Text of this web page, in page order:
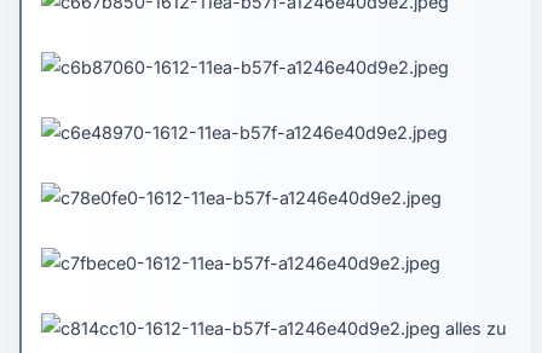
alles zu